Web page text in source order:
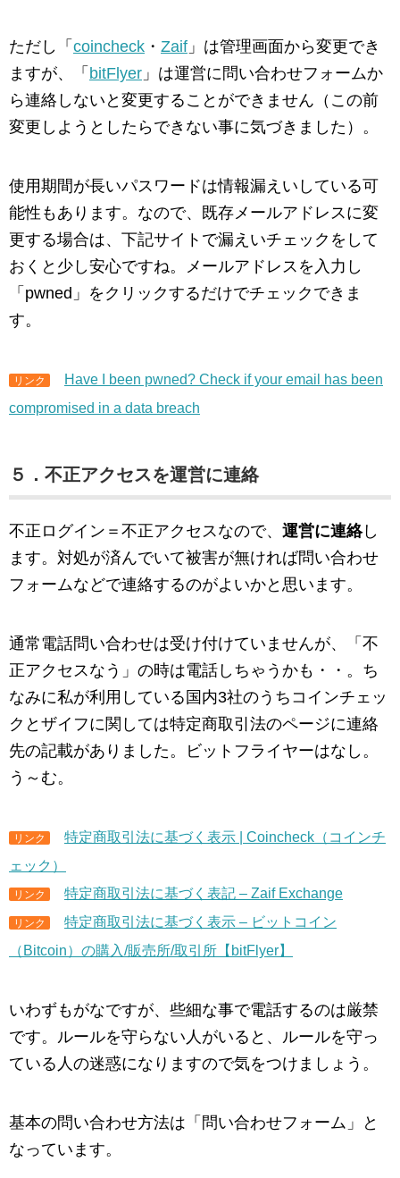
ただし「 coincheck ・ Zaif 」は管理画面から変更でき
ますが、「 bitFlyer 」は運営に問い合わせフォームか
ら連絡しないと変更することができません（この前
変更しようとしたらできない事に気づきました）。
使用期間が長いパスワードは情報漏えいしている可
能性もあります。なので、既存メールアドレスに変
更する場合は、下記サイトで漏えいチェックをして
おくと少し安心ですね。メールアドレスを入力し
「pwned」をクリックするだけでチェックできま
す。
リンク
Have I been pwned? Check if your email has been
compromised in a data breach
５．不正アクセスを運営に連絡
不正ログイン＝不正アクセスなので、 運営に連絡し
ます。対処が済んでいて被害が無ければ問い合わせ
フォームなどで連絡するのがよいかと思います。
通常電話問い合わせは受け付けていませんが、「不
正アクセスなう」の時は電話しちゃうかも・・。ち
なみに私が利用している国内3社のうちコインチェッ
クとザイフに関しては特定商取引法のページに連絡
先の記載がありました。ビットフライヤーはなし。
う～む。
リンク
特定商取引法に基づく表示 | Coincheck（コインチ
ェック）
リンク 特定商取引法に基づく表記 – Zaif Exchange
リンク
特定商取引法に基づく表示 – ビットコイン
（Bitcoin）の購入/販売所/取引所【bitFlyer】
いわずもがなですが、些細な事で電話するのは厳禁
です。ルールを守らない人がいると、ルールを守っ
ている人の迷惑になりますので気をつけましょう。
基本の問い合わせ方法は「問い合わせフォーム」と
なっています。